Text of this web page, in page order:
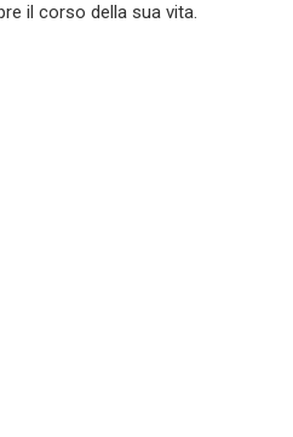
il corso della sua vita.